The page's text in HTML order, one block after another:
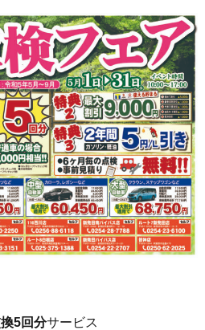
5回分サービス